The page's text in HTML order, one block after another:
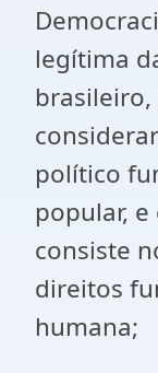
legítima
brasileiro,
político
popular,
consiste
direitos
humana;